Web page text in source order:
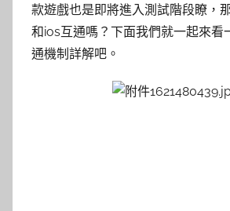
款遊戲也是即將進入測試階段瞭，
和ios互通嗎？下面我們就一起來看
通機制詳解吧。